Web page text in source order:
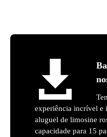
experiência incrível e
aluguel de limosine
capacidade para 15